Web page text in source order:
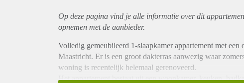
Op deze pagina vind je alle informatie over dit
opnemen met de aanbieder.
Volledig gemeubileerd 1-slaapkamer appartement met
Maastricht. Er is een groot dakterras aanwezig waar
woning is recentelijk helemaal gerenoveerd.
Het appartement bestaat uit een woonkamer, keuken,